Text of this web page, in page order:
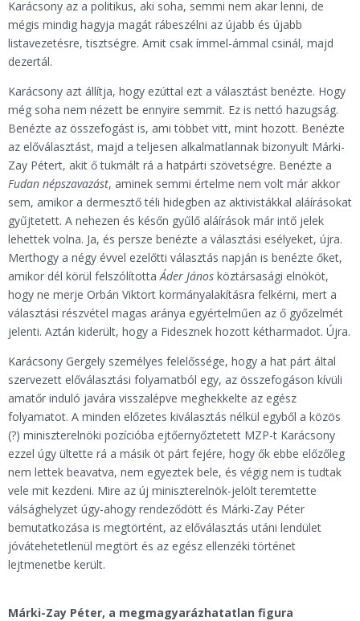
Karácsony az a politikus, aki soha, semmi nem akar lenni, de
mégis mindig hagyja magát rábeszélni az újabb és újabb
listavezetésre, tisztségre. Amit csak ímmel-ámmal csinál, majd
dezertál.
Karácsony azt állítja, hogy ezúttal ezt a választást benézte. Hogy
még soha nem nézett be ennyire semmit. Ez is nettó hazugság.
Benézte az összefogást is, ami többet vitt, mint hozott. Benézte
az előválasztást, majd a teljesen alkalmatlannak bizonyult Márki-
Zay Pétert, akit ő tukmált rá a hatpárti szövetségre. Benézte a
Fudan népszavazást, aminek semmi értelme nem volt már akkor
sem, amikor a dermesztő téli hidegben az aktivistákkal aláírásokat
gyűjtetett. A nehezen és későn gyűlő aláírások már intő jelek
lehettek volna. Ja, és persze benézte a választási esélyeket, újra.
Merthogy a négy évvel ezelőtti választás napján is benézte őket,
amikor dél körül felszólítottaÁder János köztársasági elnököt,
hogy ne merje Orbán Viktort kormányalakításra felkérni, mert a
választási részvétel magas aránya egyértelműen az ő győzelmét
jelenti. Aztán kiderült, hogy a Fidesznek hozott kétharmadot. Újra.
Karácsony Gergely személyes felelőssége, hogy a hat párt által
szervezett előválasztási folyamatból egy, az összefogáson kívüli
amatőr induló javára visszalépve meghekkelte az egész
folyamatot. A minden előzetes kiválasztás nélkül egyből a közös
(?) miniszterelnöki pozícióba ejtőernyőztetett MZP-t Karácsony
ezzel úgy ültette rá a másik öt párt fejére, hogy ők ebbe előzőleg
nem lettek beavatva, nem egyeztek bele, és végig nem is tudtak
vele mit kezdeni. Mire az új miniszterelnök-jelölt teremtette
válsághelyzet úgy-ahogy rendeződött és Márki-Zay Péter
bemutatkozása is megtörtént, az előválasztás utáni lendület
jóvátehetetlenül megtört és az egész ellenzéki történet
lejtmenetbe került.
Márki-Zay Péter, a megmagyarázhatatlan figura